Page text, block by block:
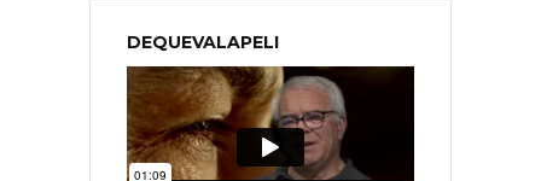
DEQUEVALAPELI